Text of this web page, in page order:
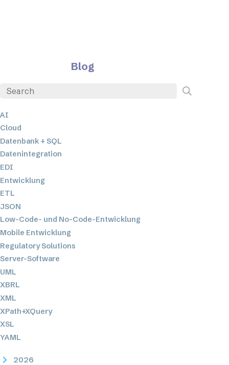
Blog
AI
Cloud
Datenbank + SQL
Datenintegration
EDI
Entwicklung
ETL
JSON
Low-Code- und No-Code-Entwicklung
Mobile Entwicklung
Regulatory Solutions
Server-Software
UML
XBRL
XML
XPath+XQuery
XSL
YAML
2026